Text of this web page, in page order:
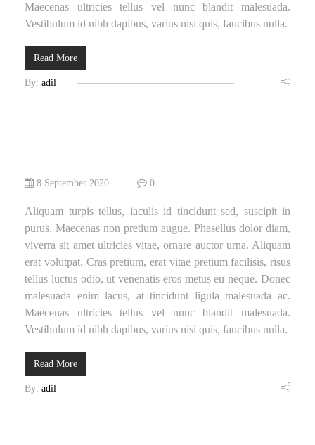
Maecenas ultricies tellus vel nunc blandit malesuada.
Vestibulum id nibh dapibus, varius nisi quis, faucibus nulla.
Read More
By: adil
8 September 2020 0
Aliquam turpis tellus, iaculis id tincidunt sed, suscipit in
purus. Maecenas non pretium augue. Phasellus dolor diam,
viverra sit amet ultricies vitae, ornare auctor urna. Aliquam
erat volutpat. Cras pretium, erat vitae pretium facilisis, risus
tellus luctus odio, ut venenatis eros metus eu neque. Donec
malesuada enim lacus, at tincidunt ligula malesuada ac.
Maecenas ultricies tellus vel nunc blandit malesuada.
Vestibulum id nibh dapibus, varius nisi quis, faucibus nulla.
Read More
By: adil